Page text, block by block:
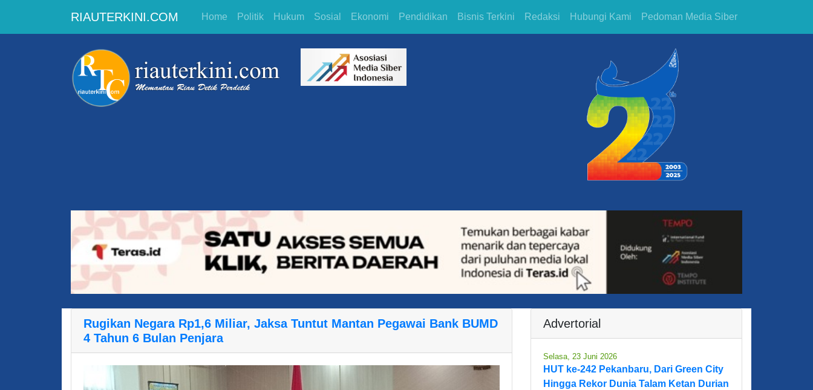
RIAUTERKINI.COM Home Politik Hukum Sosial Ekonomi Pendidikan Bisnis Terkini Redaksi Hubungi Kami Pedoman Media Siber
Rugikan Negara Rp1,6 Miliar, Jaksa Tuntut Mantan Pegawai Bank BUMD
4 Tahun 6 Bulan Penjara
Advertorial
Selasa, 23 Juni 2026
HUT ke-242 Pekanbaru, Dari Green City
Hingga Rekor Dunia Talam Ketan Durian